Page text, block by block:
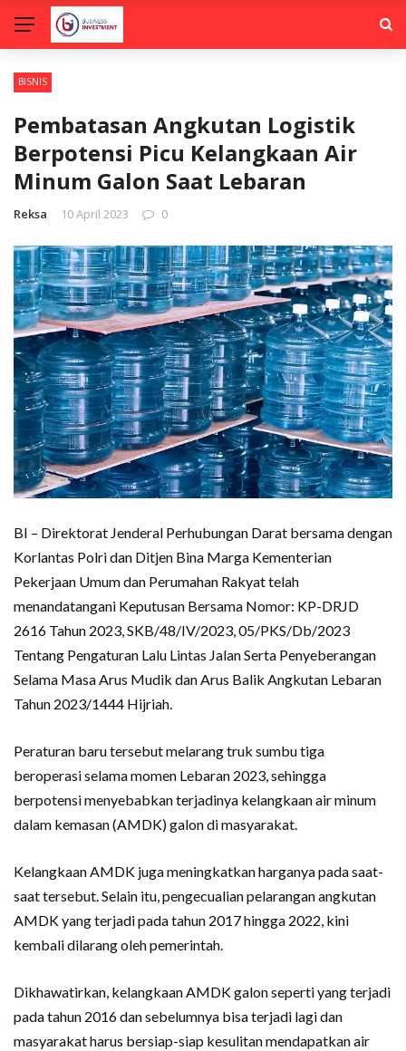
BISNIS
Pembatasan Angkutan Logistik
Berpotensi Picu Kelangkaan Air
Minum Galon Saat Lebaran
Reksa 10 April 2023 0
BI – Direktorat Jenderal Perhubungan Darat bersama dengan
Korlantas Polri dan Ditjen Bina Marga Kementerian
Pekerjaan Umum dan Perumahan Rakyat telah
menandatangani Keputusan Bersama Nomor: KP-DRJD
2616 Tahun 2023, SKB/48/IV/2023, 05/PKS/Db/2023
Tentang Pengaturan Lalu Lintas Jalan Serta Penyeberangan
Selama Masa Arus Mudik dan Arus Balik Angkutan Lebaran
Tahun 2023/1444 Hijriah.
Peraturan baru tersebut melarang truk sumbu tiga
beroperasi selama momen Lebaran 2023, sehingga
berpotensi menyebabkan terjadinya kelangkaan air minum
dalam kemasan (AMDK) galon di masyarakat.
Kelangkaan AMDK juga meningkatkan harganya pada saat-
saat tersebut. Selain itu, pengecualian pelarangan angkutan
AMDK yang terjadi pada tahun 2017 hingga 2022, kini
kembali dilarang oleh pemerintah.
Dikhawatirkan, kelangkaan AMDK galon seperti yang terjadi
pada tahun 2016 dan sebelumnya bisa terjadi lagi dan
masyarakat harus bersiap-siap kesulitan mendapatkan air